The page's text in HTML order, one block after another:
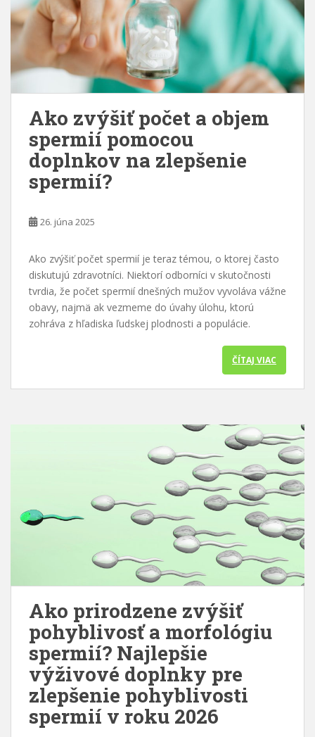
Ako zvýšiť počet a objem
spermií pomocou
doplnkov na zlepšenie
spermií?
26. júna 2025
Ako zvýšiť počet spermií je teraz témou, o ktorej často
diskutujú zdravotníci. Niektorí odborníci v skutočnosti
tvrdia, že počet spermií dnešných mužov vyvoláva vážne
obavy, najmä ak vezmeme do úvahy úlohu, ktorú
zohráva z hľadiska ľudskej plodnosti a populácie.
ČÍTAJ VIAC
Ako prirodzene zvýšiť
pohyblivosť a morfológiu
spermií? Najlepšie
výživové doplnky pre
zlepšenie pohyblivosti
spermií v roku 2026